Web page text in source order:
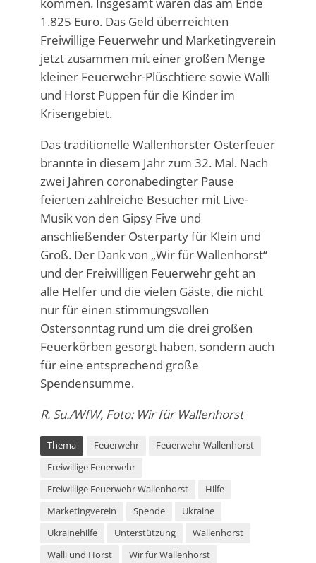
1.825 Euro. Das Geld überreichten
Freiwillige Feuerwehr und Marketingverein
jetzt zusammen mit einer großen Menge
kleiner Feuerwehr-Plüschtiere sowie Walli
und Horst Puppen für die Kinder im
Krisengebiet.
Das traditionelle Wallenhorster Osterfeuer
brannte in diesem Jahr zum 32. Mal. Nach
zwei Jahren coronabedingter Pause
feierten zahlreiche Besucher mit Live-
Musik von den Gipsy Five und
anschließender Osterparty für Klein und
Groß. Der Dank von „Wir für Wallenhorst“
und der Freiwilligen Feuerwehr geht an
alle Helfer und die vielen Gäste, die nicht
nur für einen stimmungsvollen
Ostersonntag rund um die drei großen
Feuerkörben gesorgt haben, sondern auch
für eine entsprechend große
Spendensumme.
R. Su./WfW, Foto: Wir für Wallenhorst
Thema Feuerwehr
Feuerwehr Wallenhorst
Freiwillige Feuerwehr
Freiwillige Feuerwehr Wallenhorst
Hilfe
Marketingverein
Spende
Ukraine
Ukrainehilfe
Unterstützung
Wallenhorst
Walli und Horst
Wir für Wallenhorst